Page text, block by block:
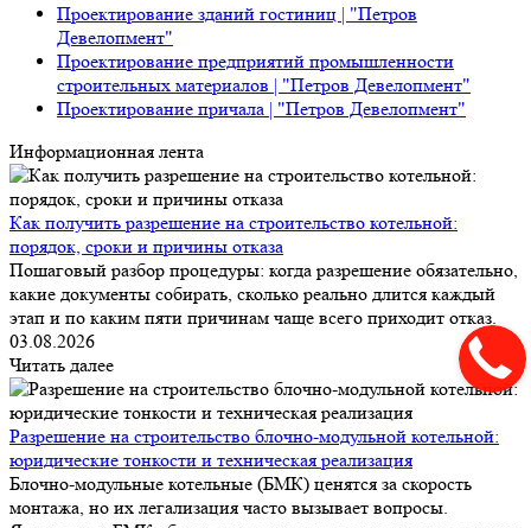
Проектирование зданий гостиниц | "Петров
Девелопмент"
Проектирование предприятий промышленности
строительных материалов | "Петров Девелопмент"
Проектирование причала | "Петров Девелопмент"
Информационная лента
Как получить разрешение на строительство котельной:
порядок, сроки и причины отказа
Пошаговый разбор процедуры: когда разрешение обязательно,
какие документы собирать, сколько реально длится каждый
этап и по каким пяти причинам чаще всего приходит отказ.
03.08.2026
Читать далее
Разрешение на строительство блочно-модульной котельной:
юридические тонкости и техническая реализация
Блочно-модульные котельные (БМК) ценятся за скорость
монтажа, но их легализация часто вызывает вопросы.